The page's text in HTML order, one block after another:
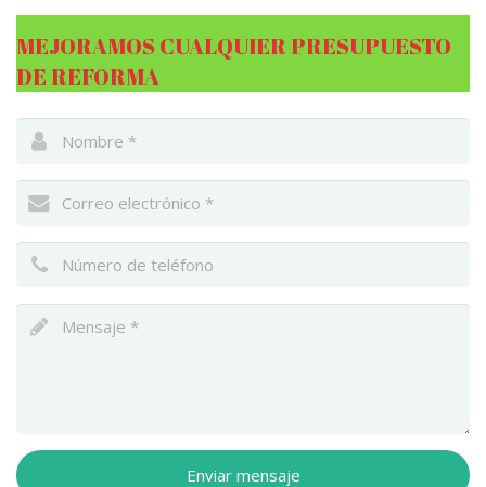
MEJORAMOS CUALQUIER PRESUPUESTO
DE REFORMA
Enviar mensaje